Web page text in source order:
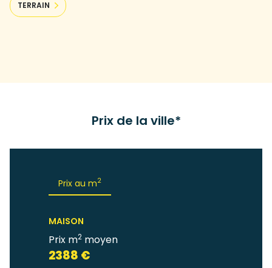
TERRAIN
Prix de la ville*
Prix au m2
MAISON
Prix m2 moyen
2388 €